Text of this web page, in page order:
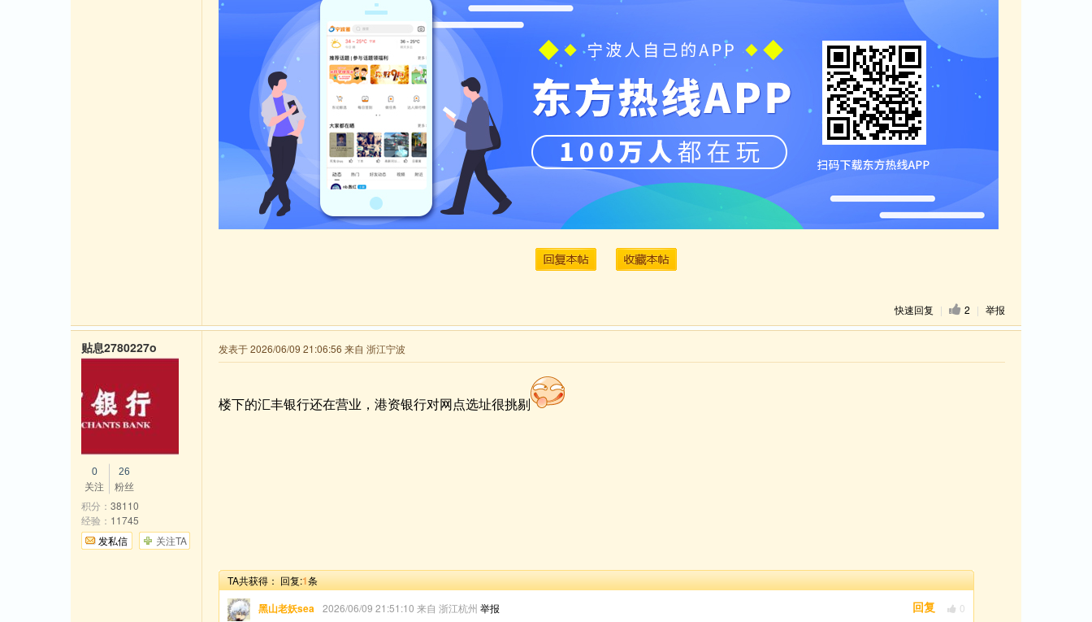
快速回复 | 2 | 举报
发表于 2026/06/09 21:06:56 来自 浙江宁波
楼下的汇丰银行还在营业，港资银行对网点选址很挑剔
TA共获得：回复:1条
黑山老妖sea 2026/06/09 21:51:10 来自 浙江杭州 举报 0
回复
贴息2780227o
0
关注
26
粉丝
积分： 38110
经验： 11745
发私信
关注TA